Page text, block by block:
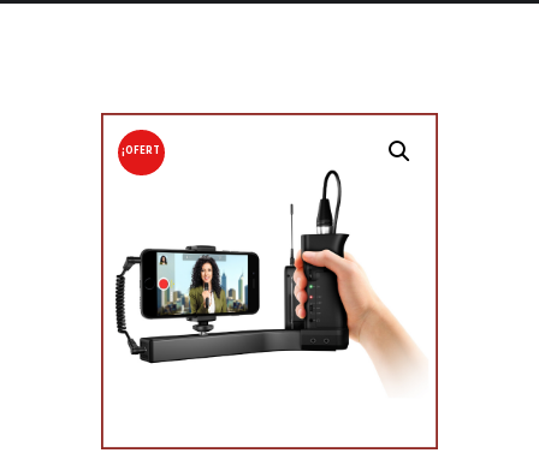
¡OFERT